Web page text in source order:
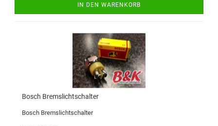
IN DEN WARENKORB
Bosch Bremslichtschalter
Bosch Bremslichtschalter